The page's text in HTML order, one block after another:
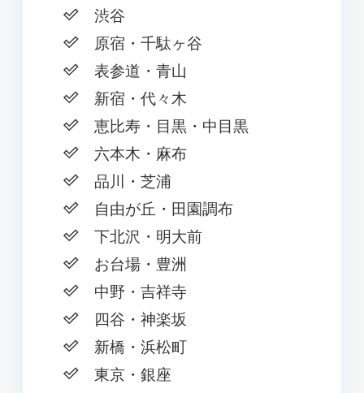
渋谷
原宿・千駄ヶ谷
表参道・青山
新宿・代々木
恵比寿・目黒・中目黒
六本木・麻布
品川・芝浦
自由が丘・田園調布
下北沢・明大前
お台場・豊洲
中野・吉祥寺
四谷・神楽坂
新橋・浜松町
東京・銀座